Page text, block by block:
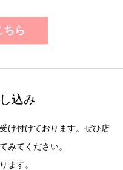
ちら
込み
け付けております。ぜひ店
みてください。
ます。